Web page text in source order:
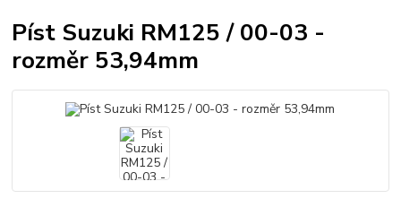
Píst Suzuki RM125 / 00-03 -
rozměr 53,94mm